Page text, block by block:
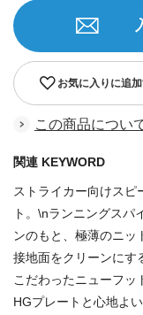
お気に入りに追
この商品につい
関連 KEYWORD
ストライカー向けスピ
ト。\nランニングスパ
ンのもと、極薄のニッ
接地面をクリーンにす
こだわったニューフッ
HGプレートと心地よ